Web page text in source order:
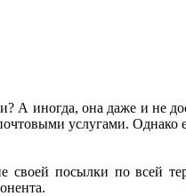
А иногда, она даже и не
услугами. Однако
посылки по всей